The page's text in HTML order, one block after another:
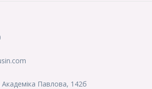
Академіка Павлова, 142б